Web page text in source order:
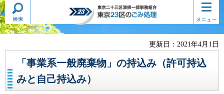
東京二十三区清掃一部事務組合
東京23区のごみ処理
検索・
共通メ
ニュー
コンテ
ンツメ
ニュー
更新日：2021年4月1日
「事業系一般廃棄物」の持込み（許可持込
みと自己持込み）